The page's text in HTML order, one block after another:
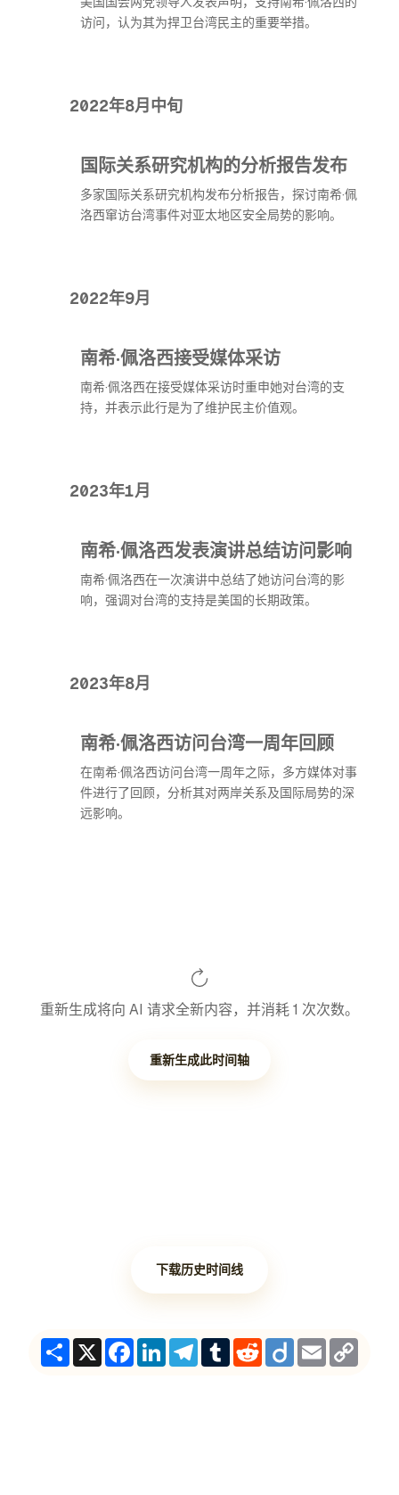
访问，认为其为捍卫台湾民主的重要举措。
2022年8月中旬
国际关系研究机构的分析报告发布
多家国际关系研究机构发布分析报告，探讨南希·佩
洛西窜访台湾事件对亚太地区安全局势的影响。
2022年9月
南希·佩洛西接受媒体采访
南希·佩洛西在接受媒体采访时重申她对台湾的支
持，并表示此行是为了维护民主价值观。
2023年1月
南希·佩洛西发表演讲总结访问影响
南希·佩洛西在一次演讲中总结了她访问台湾的影
响，强调对台湾的支持是美国的长期政策。
2023年8月
南希·佩洛西访问台湾一周年回顾
在南希·佩洛西访问台湾一周年之际，多方媒体对事
件进行了回顾，分析其对两岸关系及国际局势的深
远影响。
重新生成将向 AI 请求全新内容，并消耗 1 次次数。
重新生成此时间轴
下载历史时间线
ShareX Facebook
LinkedInTelegram
TumblrRedditDiigoEmail